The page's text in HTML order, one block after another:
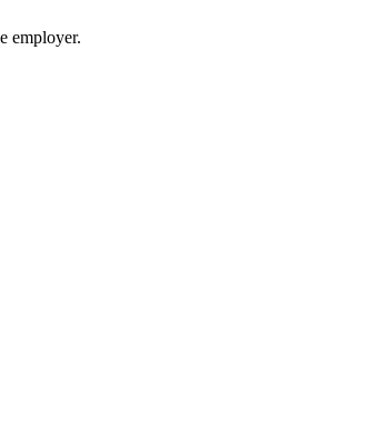
employer.